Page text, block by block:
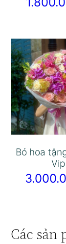
Bó hoa
Vip
Các sản